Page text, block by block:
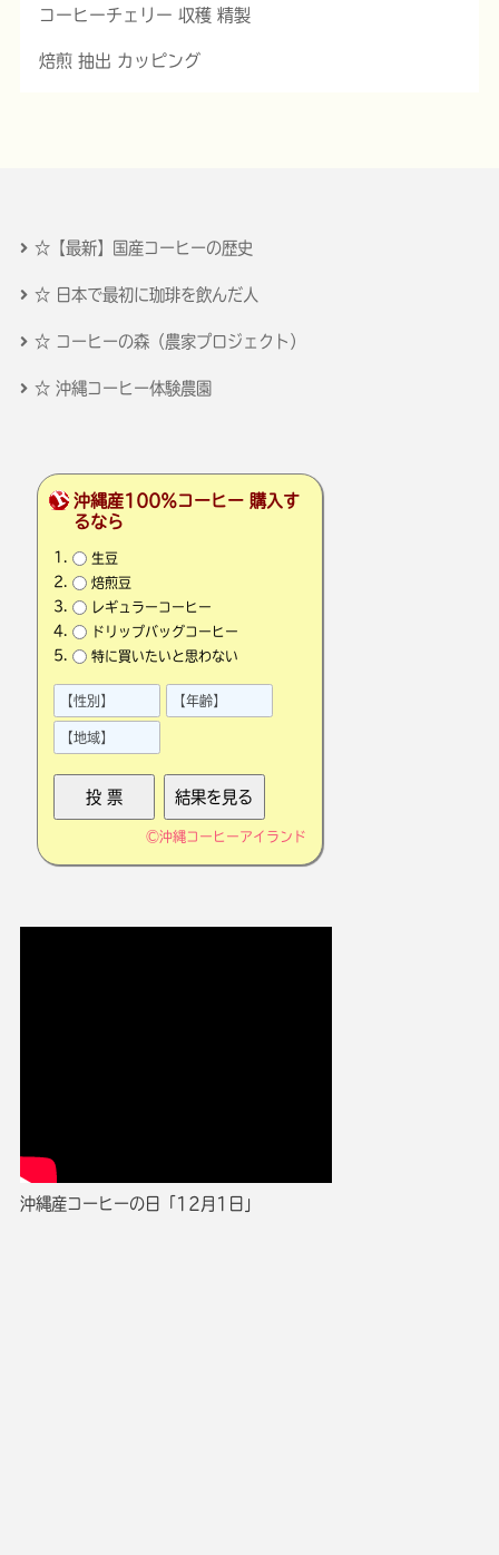
コーヒーチェリー 収穫 精製
焙煎 抽出 カッピング
☆【最新】国産コーヒーの歴史
☆ 日本で最初に珈琲を飲んだ人
☆ コーヒーの森（農家プロジェクト）
☆ 沖縄コーヒー体験農園
沖縄産100％コーヒー 購入す
るなら
生豆
焙煎豆
レギュラーコーヒー
ドリップバッグコーヒー
特に買いたいと思わない
©沖縄コーヒーアイランド
沖縄産コーヒーの日「12月1日」